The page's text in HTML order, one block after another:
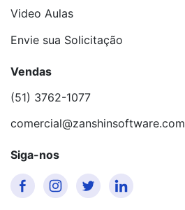
Video Aulas
Envie sua Solicitação
Vendas
(51) 3762-1077
comercial@zanshinsoftware.com
Siga-nos